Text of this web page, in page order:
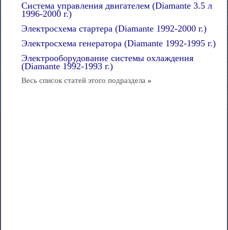
Система управления двигателем (Diamante 3.5 л
1996-2000 г.)
Электросхема стартера (Diamante 1992-2000 г.)
Электросхема генератора (Diamante 1992-1995 г.)
Электрооборудование системы охлаждения
(Diamante 1992-1993 г.)
Весь список статей этого подраздела »